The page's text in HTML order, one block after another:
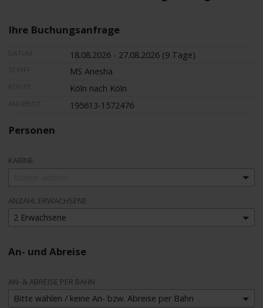
Ihre Buchungsanfrage
18.08.2026 - 27.08.2026 (9 Tage)
MS Anesha
Köln nach Köln
195613-1572476
Personen
KABINE
ANZAHL ERWACHSENE
2 Erwachsene
An- und Abreise
AN- & ABREISE PER BAHN
Bitte wählen / keine An- bzw. Abreise per Bahn